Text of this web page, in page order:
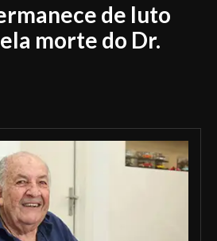
de luto
morte do Dr.